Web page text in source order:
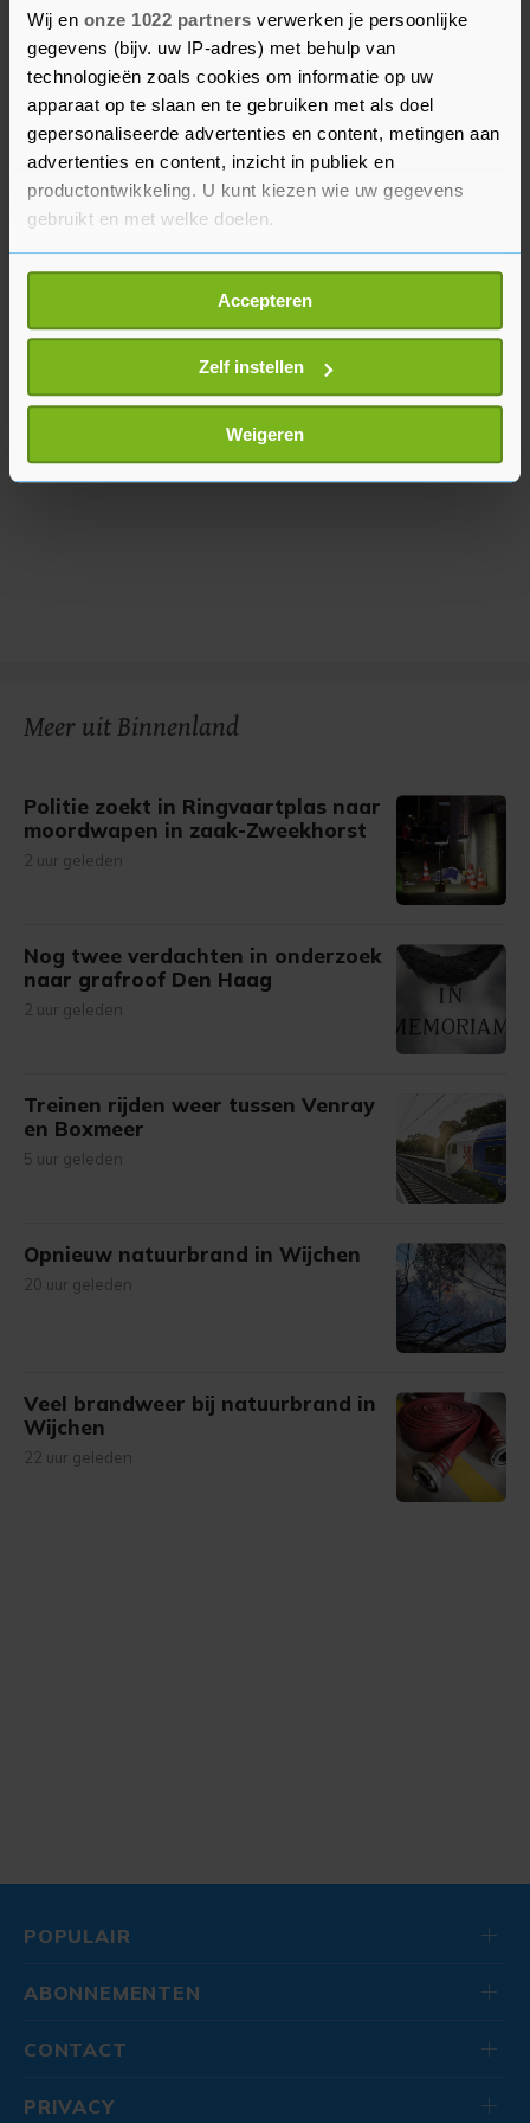
Wij en onze 1022 partners verwerken je persoonlijke
gegevens (bijv. uw IP-adres) met behulp van
technologieën zoals cookies om informatie op uw
apparaat op te slaan en te gebruiken met als doel
gepersonaliseerde advertenties en content, metingen aan
advertenties en content, inzicht in publiek en
productontwikkeling. U kunt kiezen wie uw gegevens
gebruikt en met welke doelen.
Als u het toestaat, willen we ook graag:
Informatie verzamelen over uw geografische
locatie, die tot een paar meter nauwkeurig kan zijn
Uw apparaat identificeren door het actief te
scannen op specifieke eigenschappen (fingerprinting)
Lees meer over hoe uw persoonlijke gegevens worden
verwerkt en stel uw voorkeuren in het
U kunt uw toestemming op elk moment wijzigen of
Accepteren
Zelf instellen
Weigeren
buitenlucht kunnen stemmen, waar de kans op
besmetting met het coronavirus kleiner is. Zeker
60 van de gepeilde gemeenten geeft aan
stemlocaties in tenten in te richten, in 41
gemeenten zullen mensen in een 'drive through'
stembureau kunnen stemmen.
Meer uit Binnenland
Politie zoekt in Ringvaartplas naar
moordwapen in zaak-Zweekhorst
2 uur geleden
Nog twee verdachten in onderzoek
naar grafroof Den Haag
2 uur geleden
Treinen rijden weer tussen Venray
en Boxmeer
5 uur geleden
Opnieuw natuurbrand in Wijchen
20 uur geleden
Veel brandweer bij natuurbrand in
Wijchen
22 uur geleden
POPULAIR
ABONNEMENTEN
CONTACT
PRIVACY